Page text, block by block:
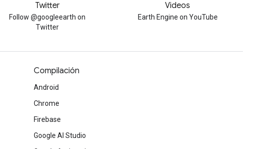
Twitter
Follow @googleearth on
Twitter
Videos
Earth Engine on YouTube
Compilación
Android
Chrome
Firebase
Google AI Studio